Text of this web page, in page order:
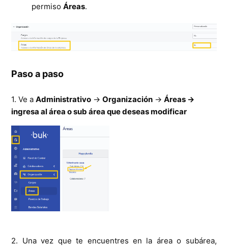
permisoÁreas.
Paso a paso
1. Ve aAdministrativo →Organización →Áreas →
ingresa al área o sub área que deseas modificar
2. Una vez que te encuentres en la área o subárea,